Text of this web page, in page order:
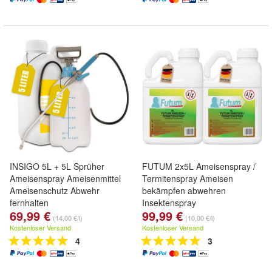
INSIGO 5L + 5L Sprüher
Ameisenspray Ameisenmittel
Ameisenschutz Abwehr
fernhalten
69,99 € (14,00 €/l)
Kostenloser Versand
4
FUTUM 2x5L Ameisenspray /
Termitenspray Ameisen
bekämpfen abwehren
Insektenspray
99,99 € (10,00 €/l)
Kostenloser Versand
3